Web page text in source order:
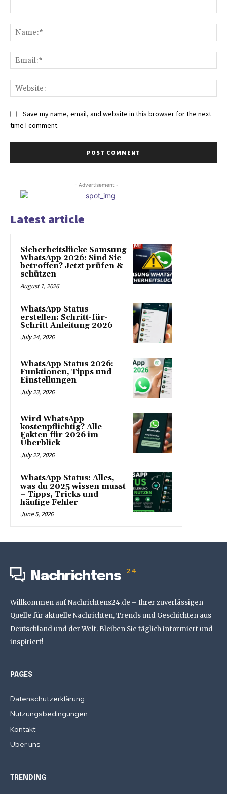
Save my name, email, and website in this browser for the next
time I comment.
- Advertisement -
Latest article
Sicherheitslücke Samsung
WhatsApp 2026: Sind Sie
betroffen? Jetzt prüfen &
schützen
August 1, 2026
WhatsApp Status
erstellen: Schritt-für-
Schritt Anleitung 2026
July 24, 2026
WhatsApp Status 2026:
Funktionen, Tipps und
Einstellungen
July 23, 2026
Wird WhatsApp
kostenpflichtig? Alle
Fakten für 2026 im
Überblick
July 22, 2026
WhatsApp Status: Alles,
was du 2025 wissen musst
– Tipps, Tricks und
häufige Fehler
June 5, 2026
Nachrichtens 24
Willkommen auf Nachrichtens24.de – Ihrer zuverlässigen
Quelle für aktuelle Nachrichten, Trends und Geschichten aus
Deutschland und der Welt. Bleiben Sie täglich informiert und
inspiriert!
PAGES
Datenschutzerklärung
Nutzungsbedingungen
Kontakt
Über uns
TRENDING